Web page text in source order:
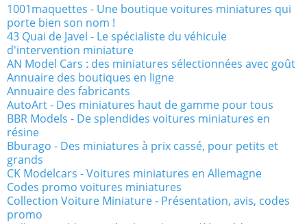
1001maquettes - Une boutique voitures miniatures qui
porte bien son nom !
43 Quai de Javel - Le spécialiste du véhicule
d'intervention miniature
AN Model Cars : des miniatures sélectionnées avec goût
Annuaire des boutiques en ligne
Annuaire des fabricants
AutoArt - Des miniatures haut de gamme pour tous
BBR Models - De splendides voitures miniatures en
résine
Bburago - Des miniatures à prix cassé, pour petits et
grands
CK Modelcars - Voitures miniatures en Allemagne
Codes promo voitures miniatures
Collection Voiture Miniature - Présentation, avis, codes
promo